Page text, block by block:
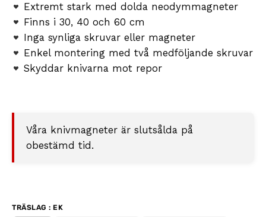
Extremt stark med dolda neodymmagneter
Finns i 30, 40 och 60 cm
Inga synliga skruvar eller magneter
Enkel montering med två medföljande skruvar
Skyddar knivarna mot repor
Våra knivmagneter är slutsålda på
obestämd tid.
TRÄSLAG : EK